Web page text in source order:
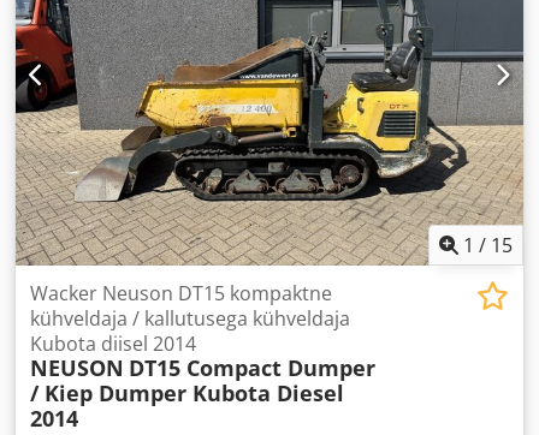
1 / 15
Wacker Neuson DT15 kompaktne
kühveldaja / kallutusega kühveldaja
Kubota diisel 2014
NEUSON DT15 Compact Dumper
/ Kiep Dumper Kubota Diesel
2014